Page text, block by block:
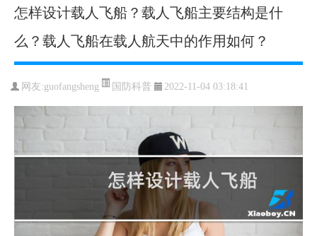
怎样设计载人飞船？载人飞船主要结构是什
么？载人飞船在载人航天中的作用如何？
网友:guofangsheng 国防科普 2022-11-04 03:18:41